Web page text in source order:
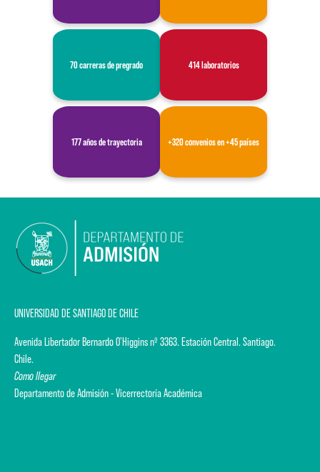
70 carreras de pregrado 414 laboratorios
177 años de trayectoria +320 convenios en +45 países
UNIVERSIDAD DE SANTIAGO DE CHILE
Avenida Libertador Bernardo O'Higgins nº 3363. Estación Central. Santiago.
Chile.
Como llegar
Departamento de Admisión - Vicerrectoría Académica